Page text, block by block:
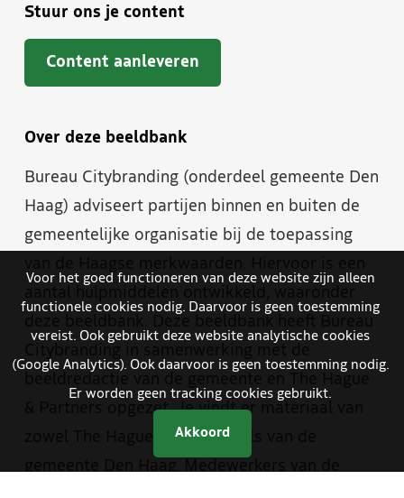
Stuur ons je content
Content aanleveren
Over deze beeldbank
Bureau Citybranding (onderdeel gemeente Den
Haag) adviseert partijen binnen en buiten de
gemeentelijke organisatie bij de toepassing
& Partners opgezet. Je vindt er materiaal van
zowel The Hague & Partners als van de
Voor het goed functioneren van deze website zijn alleen
functionele cookies nodig. Daarvoor is geen toestemming
vereist. Ook gebruikt deze website analytische cookies
(Google Analytics). Ook daarvoor is geen toestemming nodig.
Er worden geen tracking cookies gebruikt.
Akkoord